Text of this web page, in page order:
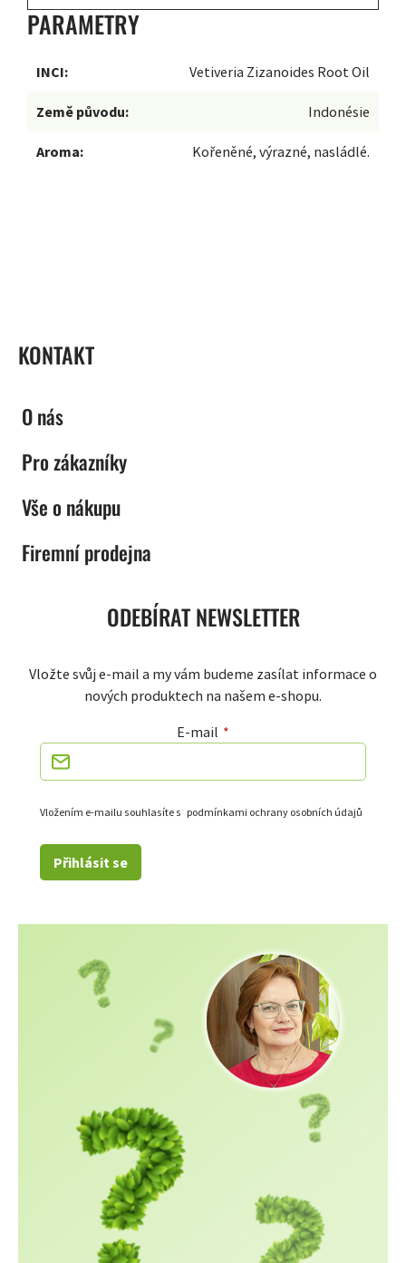
PARAMETRY
INCI: Vetiveria Zizanoides Root Oil
Země původu: Indonésie
Aroma: Kořeněné, výrazné, nasládlé.
KONTAKT
O nás
Pro zákazníky
Vše o nákupu
Firemní prodejna
ODEBÍRAT NEWSLETTER
Vložte svůj e-mail a my vám budeme zasílat informace o
nových produktech na našem e-shopu.
E-mail
Vložením e-mailu souhlasíte s podmínkami ochrany osobních údajů
Přihlásit se